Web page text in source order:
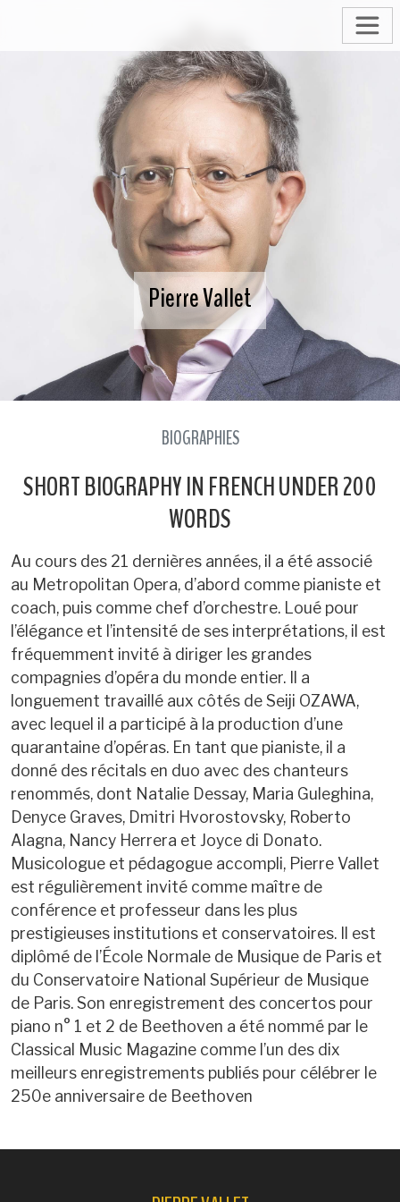
Pierre Vallet
BIOGRAPHIES
SHORT BIOGRAPHY IN FRENCH UNDER 200
WORDS
Au cours des 21 dernières années, il a été associé
au Metropolitan Opera, d’abord comme pianiste et
coach, puis comme chef d’orchestre. Loué pour
l’élégance et l’intensité de ses interprétations, il est
fréquemment invité à diriger les grandes
compagnies d’opéra du monde entier. Il a
longuement travaillé aux côtés de Seiji OZAWA,
avec lequel il a participé à la production d’une
quarantaine d’opéras. En tant que pianiste, il a
donné des récitals en duo avec des chanteurs
renommés, dont Natalie Dessay, Maria Guleghina,
Denyce Graves, Dmitri Hvorostovsky, Roberto
Alagna, Nancy Herrera et Joyce di Donato.
Musicologue et pédagogue accompli, Pierre Vallet
est régulièrement invité comme maître de
conférence et professeur dans les plus
prestigieuses institutions et conservatoires. Il est
diplômé de l’École Normale de Musique de Paris et
du Conservatoire National Supérieur de Musique
de Paris. Son enregistrement des concertos pour
piano n° 1 et 2 de Beethoven a été nommé par le
Classical Music Magazine comme l’un des dix
meilleurs enregistrements publiés pour célébrer le
250e anniversaire de Beethoven